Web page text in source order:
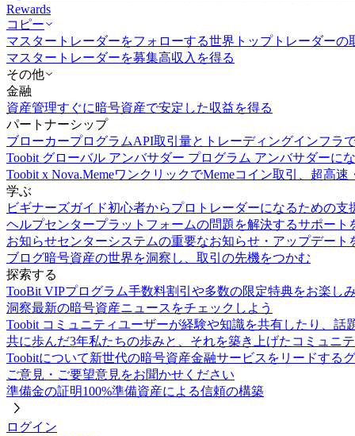
Rewards
コピー
マスタートレーダーをフォローする世界トップトレーダーの
マスタートレーダーを募集高収入を得る
その他
金融
資産管理すぐに暗号資産で安定した収益を得る
パートナーシップ
ブローカープログラムAPI取引量とトレーディングインフラ
Toobit グローバル アンバサダー プログラム アンバサダーに
Toobit x Nova.MemeワンクリックでMemeコイン取引、超高
学ぶ
ビギナーズガイド初心者からプロトレーダーになるための支
ヘルプセンタープラットフォームの問題を解決するサポート
お知らせセンターシステムの重要なお知らせ・アップデート
ブログ暗号資産の世界を洞察し、取引の先機をつかむ
探索する
TooBit VIPプログラム手数料割引や多数の限定特典をお楽し
洞察最新の暗号資産ニュースをチェックしよう
Toobit コミュニティユーザーが経験や知識を共有したり、話
共に歩んだ3年私たちの歩みと、それを築き上げたコミュニ
Toobitについて新世代の暗号資産金融サービスをリードする
ご意見・ご要望意見をお聞かせください
準備金の証明100%準備資産による信頼の構築
ログイン